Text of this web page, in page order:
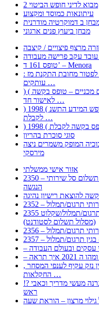
מבוא לדיני חופש הביטוי 2
עיתונאות כמוסד ומקצוע
ב דמוקרטיה מודרנית
מבחן ביעוץ פנים ארגוני
טופס 161 ד’ – Menora
: בקשה לפטור מחובת התקנת מז;quot&ח 3 טופס מספר ים ב
עותקים …
) ( פעמי להקלטת יצירות על מוצרים מכניים – טופס בקשה
לאישור חד …
) 1998 ( לפי חוק חופש המידע התשנ;quot&ח – טופס בקשה
לקבלת …
סוגי סוכרת בהריון
המופק משמרים ניצה
מירסקי
אזור אישי ממשלתי
2350 – מידע לסטודנט עם לקות שמיעה-נוהל תשלום סל שירותי
הנגשה
תרגום/תמלול
2355 דרישה לתשלום עבור מתן שירותי תרגום/תמלול/שקלוט
(מסלול תשלום לסטודנט)
תרגום/תמלול
בגין תרגום/תמלול
תראה
, התעשייה , פיצויי מס רכוש בגין נזק עקיף לענפי המסחר
החקלאות …
!? איך להפרד מהמיגרנה לשחרור ממיגרנה מעשי מדריך וכאבי
ראש
גילוי מרצון – הוראת שעה